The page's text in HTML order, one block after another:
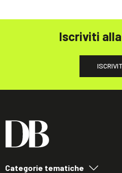
Iscriviti
Categorie tematiche